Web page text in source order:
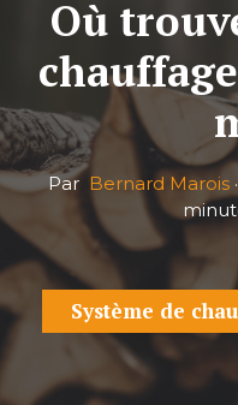
Où
Par Bernard Marois ·
Système de